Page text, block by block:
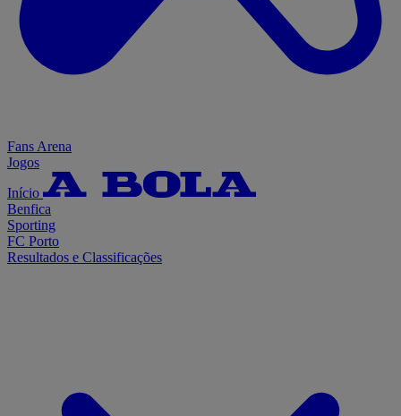
Fans Arena
Jogos
Início
Benfica
Sporting
FC Porto
Resultados e Classificações